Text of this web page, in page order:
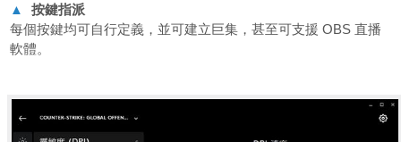
▲
按鍵指派
每個按鍵均可自行定義，並可建立巨集，甚至可支援 OBS 直播
軟體。